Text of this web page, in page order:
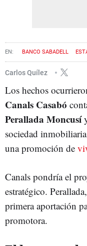
BANCO SABADELL
Carlos Quílez
Los hechos
Canals Casabó
Perallada Moncusí
sociedad
una promoción de
Canals pondría el
estratégico.
primera aportación
promotora.